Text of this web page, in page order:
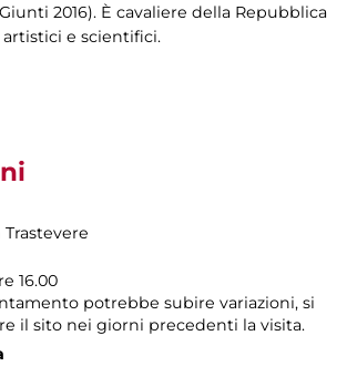
2016). È cavaliere della Repubblica
e scientifici.
16.00
potrebbe subire variazioni, si
il sito nei giorni precedenti la visita.